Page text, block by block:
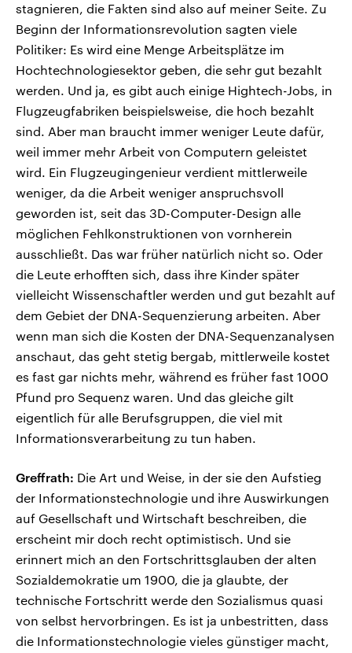
stagnieren, die Fakten sind also auf meiner Seite. Zu
Beginn der Informationsrevolution sagten viele
Politiker: Es wird eine Menge Arbeitsplätze im
Hochtechnologiesektor geben, die sehr gut bezahlt
werden. Und ja, es gibt auch einige Hightech-Jobs, in
Flugzeugfabriken beispielsweise, die hoch bezahlt
sind. Aber man braucht immer weniger Leute dafür,
weil immer mehr Arbeit von Computern geleistet
wird. Ein Flugzeugingenieur verdient mittlerweile
weniger, da die Arbeit weniger anspruchsvoll
geworden ist, seit das 3D-Computer-Design alle
möglichen Fehlkonstruktionen von vornherein
ausschließt. Das war früher natürlich nicht so. Oder
die Leute erhofften sich, dass ihre Kinder später
vielleicht Wissenschaftler werden und gut bezahlt auf
dem Gebiet der DNA-Sequenzierung arbeiten. Aber
wenn man sich die Kosten der DNA-Sequenzanalysen
anschaut, das geht stetig bergab, mittlerweile kostet
es fast gar nichts mehr, während es früher fast 1000
Pfund pro Sequenz waren. Und das gleiche gilt
eigentlich für alle Berufsgruppen, die viel mit
Informationsverarbeitung zu tun haben.
Greffrath: Die Art und Weise, in der sie den Aufstieg
der Informationstechnologie und ihre Auswirkungen
auf Gesellschaft und Wirtschaft beschreiben, die
erscheint mir doch recht optimistisch. Und sie
erinnert mich an den Fortschrittsglauben der alten
Sozialdemokratie um 1900, die ja glaubte, der
technische Fortschritt werde den Sozialismus quasi
von selbst hervorbringen. Es ist ja unbestritten, dass
die Informationstechnologie vieles günstiger macht,